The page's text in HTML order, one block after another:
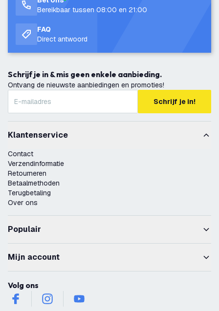
Bereikbaar tussen 08:00 en 21:00
FAQ
Direct antwoord
Schrijf je in & mis geen enkele aanbieding.
Ontvang de nieuwste aanbiedingen en promoties!
Schrijf je in!
Klantenservice
Contact
Verzendinformatie
Retourneren
Betaalmethoden
Terugbetaling
Over ons
Populair
Mijn account
Volg ons
facebookinstagramyoutube